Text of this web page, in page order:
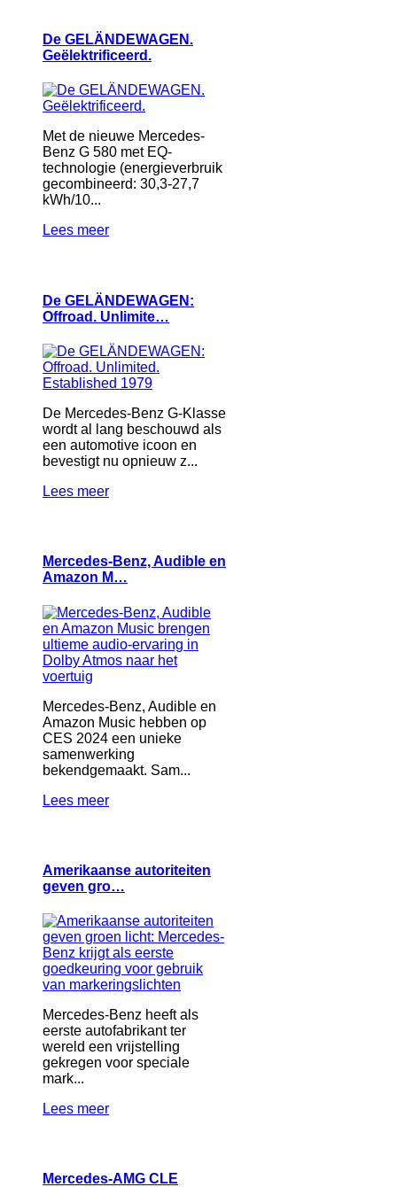
De GELÄNDEWAGEN.
Geëlektrificeerd.
Met de nieuwe Mercedes-
Benz G 580 met EQ-
technologie (energieverbruik
gecombineerd: 30,3-27,7
kWh/10...
Lees meer
De GELÄNDEWAGEN:
Offroad. Unlimite…
De Mercedes-Benz G-Klasse
wordt al lang beschouwd als
een automotive icoon en
bevestigt nu opnieuw z...
Lees meer
Mercedes-Benz, Audible en
Amazon M…
Mercedes-Benz, Audible en
Amazon Music hebben op
CES 2024 een unieke
samenwerking
bekendgemaakt. Sam...
Lees meer
Amerikaanse autoriteiten
geven gro…
Mercedes-Benz heeft als
eerste autofabrikant ter
wereld een vrijstelling
gekregen voor speciale
mark...
Lees meer
Mercedes-AMG CLE